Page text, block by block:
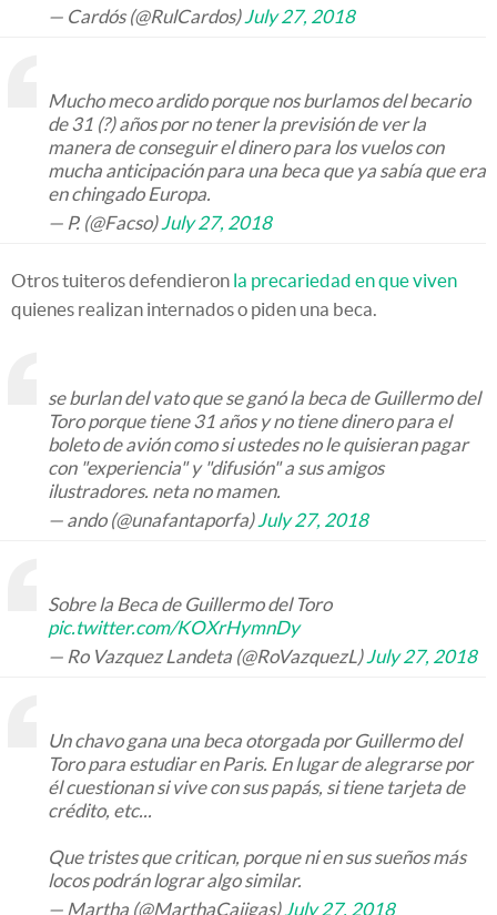
— Cardós (@RulCardos)July 27, 2018
Mucho meco ardido porque nos burlamos del becario
de 31 (?) años por no tener la previsión de ver la
manera de conseguir el dinero para los vuelos con
mucha anticipación para una beca que ya sabía que era
en chingado Europa.
— P. (@Facso)July 27, 2018
Otros tuiteros defendieron la precariedad en que viven
quienes realizan internados o piden una beca.
se burlan del vato que se ganó la beca de Guillermo del
Toro porque tiene 31 años y no tiene dinero para el
boleto de avión como si ustedes no le quisieran pagar
con "experiencia" y "difusión" a sus amigos
ilustradores. neta no mamen.
— ando (@unafantaporfa)July 27, 2018
Sobre la Beca de Guillermo del Toro
pic.twitter.com/KOXrHymnDy
— Ro Vazquez Landeta (@RoVazquezL)July 27, 2018
Un chavo gana una beca otorgada por Guillermo del
Toro para estudiar en Paris. En lugar de alegrarse por
él cuestionan si vive con sus papás, si tiene tarjeta de
crédito, etc...
Que tristes que critican, porque ni en sus sueños más
locos podrán lograr algo similar.
— Martha (@MarthaCajigas)July 27, 2018